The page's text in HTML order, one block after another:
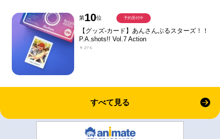
第10位
【グッズ-カード】あんさんぶるスターズ！！
P.A.shots!! Vol.7 Action
￥275
予約受付中
すべて見る